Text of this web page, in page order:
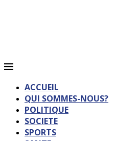
ACCUEIL
QUI SOMMES-NOUS?
POLITIQUE
SOCIETE
SPORTS